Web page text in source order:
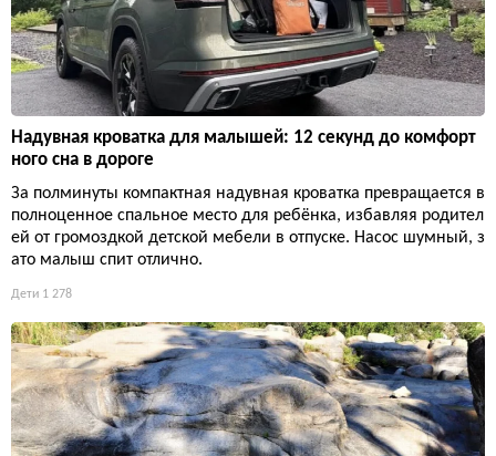
Надувная кроватка для малышей: 12 секунд до комфорт
ного сна в дороге
За полминуты компактная надувная кроватка превращается в
полноценное спальное место для ребёнка, избавляя родител
ей от громоздкой детской мебели в отпуске. Насос шумный, з
ато малыш спит отлично.
Дети 1 278